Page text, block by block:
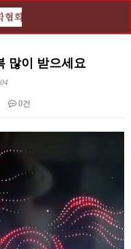
많이 받으세요
0건